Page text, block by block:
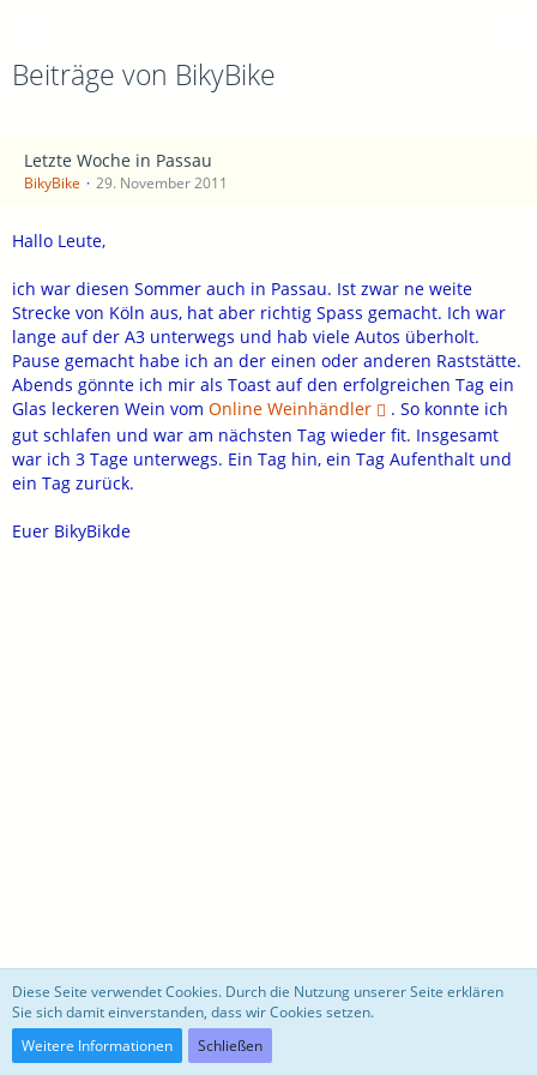
Beiträge von BikyBike
Letzte Woche in Passau
BikyBike 29. November 2011
Hallo Leute,
ich war diesen Sommer auch in Passau. Ist zwar ne weite
Strecke von Köln aus, hat aber richtig Spass gemacht. Ich war
lange auf der A3 unterwegs und hab viele Autos überholt.
Pause gemacht habe ich an der einen oder anderen Raststätte.
Abends gönnte ich mir als Toast auf den erfolgreichen Tag ein
Glas leckeren Wein vom Online Weinhändler
. So konnte ich
gut schlafen und war am nächsten Tag wieder fit. Insgesamt
war ich 3 Tage unterwegs. Ein Tag hin, ein Tag Aufenthalt und
ein Tag zurück.
Euer BikyBikde
motoblog
Community-Software:
Diese Seite verwendet Cookies. Durch die Nutzung unserer Seite erklären
Sie sich damit einverstanden, dass wir Cookies setzen.
Weitere Informationen
Schließen